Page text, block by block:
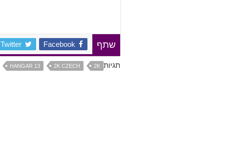
שתף Facebook
Twitter
תגיות 2K
2K CZECH
HANGAR 13